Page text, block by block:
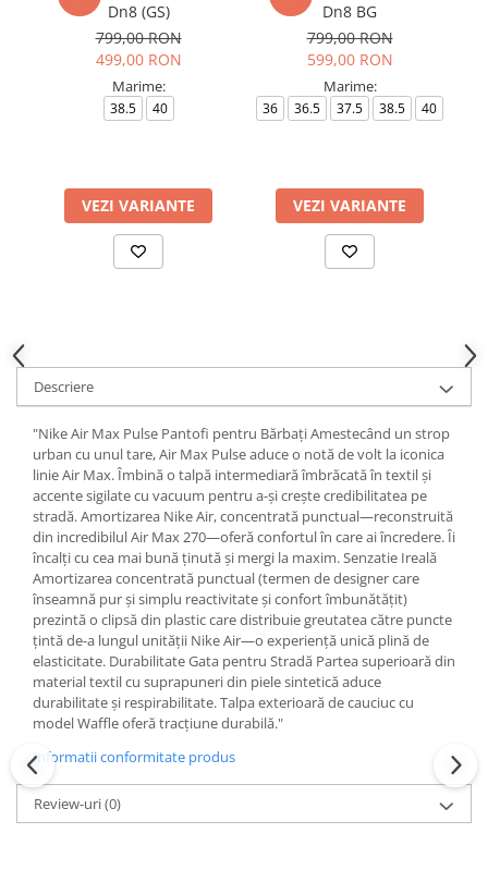
Dn8 (GS)
799,00 RON
499,00 RON
Marime:
38.5 40
VEZI VARIANTE
Dn8 BG
799,00 RON
599,00 RON
Marime:
36 36.5 37.5 38.5 40
VEZI VARIANTE
Descriere
"Nike Air Max Pulse Pantofi pentru Bărbați Amestecând un strop
urban cu unul tare, Air Max Pulse aduce o notă de volt la iconica
linie Air Max. Îmbină o talpă intermediară îmbrăcată în textil și
accente sigilate cu vacuum pentru a-și crește credibilitatea pe
stradă. Amortizarea Nike Air, concentrată punctual—reconstruită
din incredibilul Air Max 270—oferă confortul în care ai încredere. Îi
încalți cu cea mai bună ținută și mergi la maxim. Senzatie Ireală
Amortizarea concentrată punctual (termen de designer care
înseamnă pur și simplu reactivitate și confort îmbunătățit)
prezintă o clipsă din plastic care distribuie greutatea către puncte
țintă de-a lungul unității Nike Air—o experiență unică plină de
elasticitate. Durabilitate Gata pentru Stradă Partea superioară din
material textil cu suprapuneri din piele sintetică aduce
durabilitate și respirabilitate. Talpa exterioară de cauciuc cu
model Waffle oferă tracțiune durabilă."
Informatii conformitate produs
Review-uri(0)